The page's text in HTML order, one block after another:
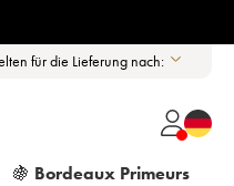
für die Lieferung nach:
🍇 Bordeaux Primeurs